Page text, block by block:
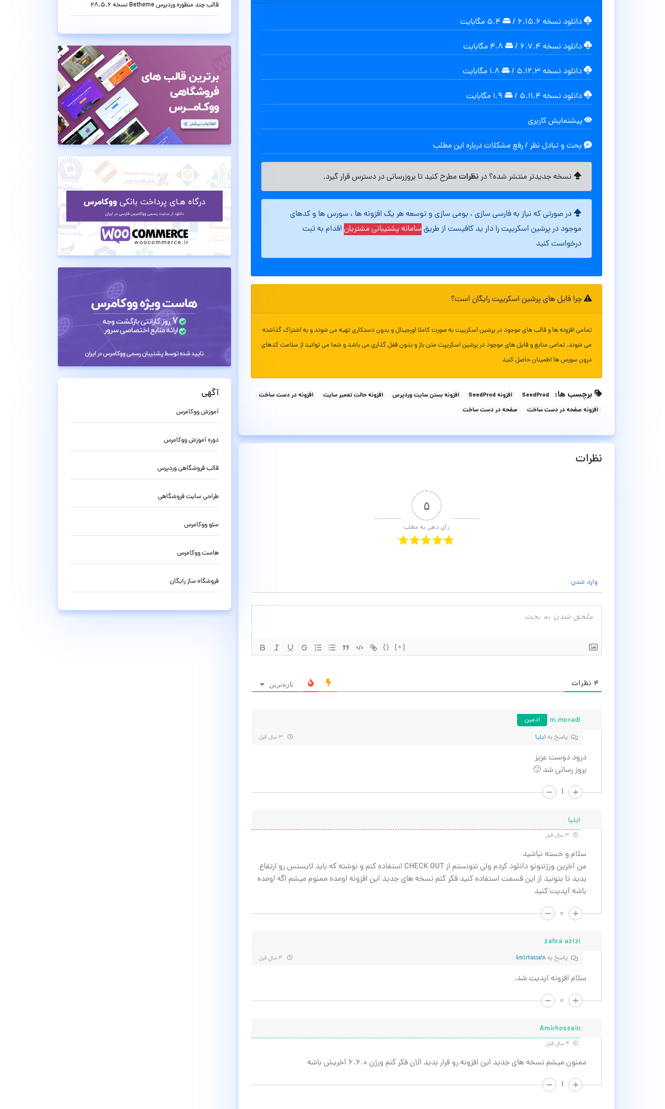
دانلود نسخه ۶.۱۵.۶ /
دانلود نسخه ۶.۷.۴ /
دانلود نسخه ۵.۱۲.۳ /
دانلود نسخه ۵.۱۱.۴ /
پیشنمایش کاربری
بحث و تبادل نظر / رفع مشکلات درباره این مطلب
نسخه جدیدتر منتشر شده؟ درنظراتمطرح کنید تا بروزرسانی در دسترس قرار گیرد.
در صورتی که نیاز به فارسی سازی ، بومی سازی و توسعه هر یک افزونه ها ، سورس ها و کدهای
موجود در پرشین اسکریپت را دار ید کافیست از طریقسامانه پشتیبانی مشتریان اقدام به ثبت
درخواست کنید
چرا فایل های پرشین اسکریپت رایگان است؟
تمامی افزونه ها و قالب های موجود در پرشین اسکریپت به صورت کاملا اورجینال و بدون دستکاری تهیه می شوند و به اشتراک گذاشته
می شوند. تمامی منابع و فایل های موجود در پرشین اسکریپت متن باز و بدون قفل گذاری می باشد و شما می توانید از سلامت کدهای
درون سورس ها اطمینان حاصل کنید
برچسب ها: SeedProd افزونه SeedProd افزونه بستن سایت وردپرس افزونه حالت تعمیر سایت
افزونه در دست ساخت
افزونه صفحه در دست ساخت
صفحه در دست ساخت
نظرات
۵
رأی دهی به مطلب
وارد شدن
{} [+]
۴ نظرات تازه‌ترین
m.moradi
ادمین
پاسخ بهایلیا
درود دوست عزیز
بروز رسانی شد 🙂
۱
ایلیا
سلام و خسته نباشید
من آخرین ورژنتونو دانلود کردم ولی نتونستم از CHECK OUT استفاده کنم و نوشته که باید لایسنس رو ارتقاع
بدید تا بتونید از این قسمت استفاده کنید فکر کنم نسخه های جدید این افزونه اومده ممنوم میشم اگه اومده
باشه آپدیت کنید
۰
zahra azizi
پاسخ بهAmirhossein
سلام افزونه اپدیت شد.
۰
Amirhossein
ممنون میشم نسخه های جدید این افزونه رو قرار بدید الان فکر کنم ورژن ۶.۶.۰ آخریش باشه
۱
قالب چند منظوره وردپرس Betheme نسخه 28.5.6
آگهی
آموزش ووکامرس
دوره آموزش ووکامرس
قالب فروشگاهی وردپرس
طراحی سایت فروشگاهی
سئو ووکامرس
هاست ووکامرس
فروشگاه ساز رایگان